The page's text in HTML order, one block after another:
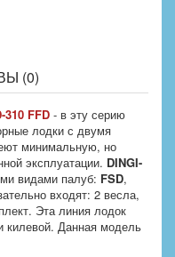
(0)
310 FFD - в эту серию
лодки с двумя
минимальную, но
эксплуатации. DINGI-
видами палуб: FSD,
входят: 2 весла,
Эта линия лодок
килевой. Данная модель